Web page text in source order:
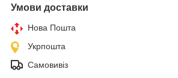
Умови доставки
Нова Пошта
Укрпошта
Самовивіз